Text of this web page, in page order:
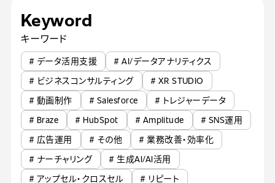
Keyword
キーワード
# データ活用支援
# AI/データアナリティクス
# ビジネスコンサルティング
# XR STUDIO
# 動画制作
# Salesforce
# トレジャーデータ
# Braze
# HubSpot # Amplitude
# SNS運用
# 広告運用
# その他
# 業務改善・効率化
# ナーチャリング
# 生成AI/AI活用
# アップセル・クロスセル
# リピート